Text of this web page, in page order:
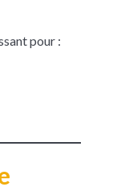
pour :